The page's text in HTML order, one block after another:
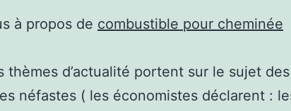
à propos de combustible pour cheminée
thèmes d’actualité portent sur le sujet des
néfastes ( les économistes déclarent :